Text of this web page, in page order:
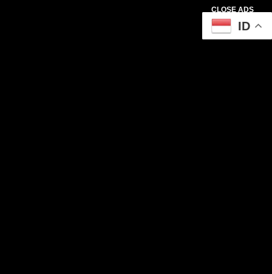
CLOSE ADS
ID